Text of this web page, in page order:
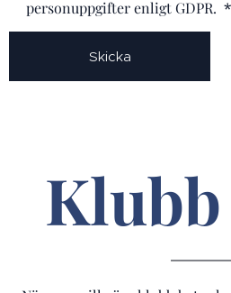
personuppgifter enligt GDPR.
Skicka